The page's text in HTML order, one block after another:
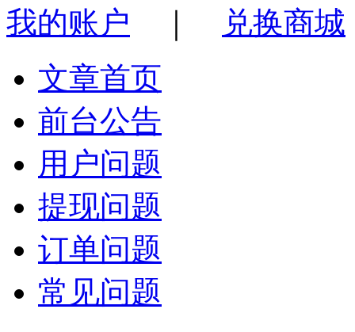
我的账户
兑换商城
文章首页
前台公告
用户问题
提现问题
订单问题
常见问题